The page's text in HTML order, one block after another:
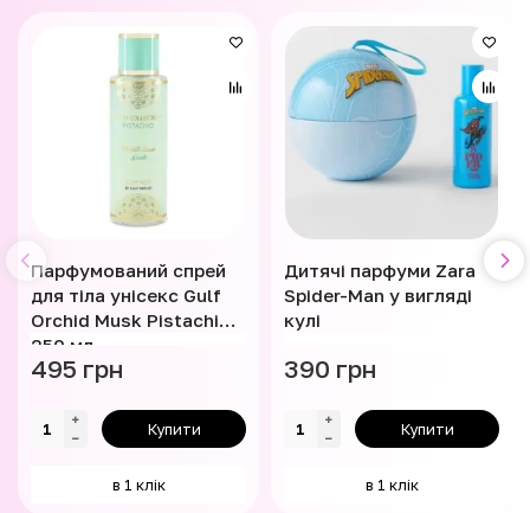
Парфумований спрей
для тіла унісекс Gulf
Orchid Musk Pistachio
250 мл
495 грн
Купити
в 1 клік
Дитячі парфуми Zara
Spider-Man у вигляді
кулі
390 грн
Купити
в 1 клік